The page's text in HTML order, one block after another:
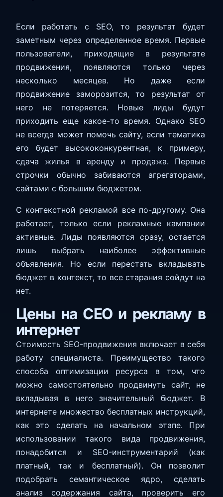
Если работать с SEO, то результат будет
заметным через определенное время. Первые
пользователи, приходящие в результате
продвижения, появляются только через
несколько месяцев. Но даже если
продвижение заморозится, то результат от
него не потеряется. Новые лиды будут
приходить еще какое-то время. Однако SEO
не всегда может помочь сайту, если тематика
его будет высококонкурентная, к примеру,
сдача жилья в аренду и продажа. Первые
строчки обычно забиваются агрегаторами,
сайтами с большим бюджетом.
С контекстной рекламой все по-другому. Она
работает, только если рекламные кампании
активные. Лиды появляются сразу, остается
лишь выбрать наиболее эффективные
объявления. Но если перестать вкладывать
бюджет в контекст, то все старания сойдут на
нет.
Цены на СЕО и рекламу в
интернет
Стоимость SEO-продвижения включает в себя
работу специалиста. Преимущество такого
способа оптимизации ресурса в том, что
можно самостоятельно продвинуть сайт, не
вкладывая в него значительный бюджет. В
интернете множество бесплатных инструкций,
как это сделать на начальном этапе. При
использовании такого вида продвижения,
понадобится и SEO-инструментарий (как
платный, так и бесплатный). Он позволит
подобрать семантическое ядро, сделать
анализ содержания сайта, проверить его